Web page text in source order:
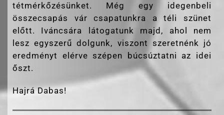
tétmérkőzésünket. Még egy idegenbeli
összecsapás vár csapatunkra a téli szünet
előtt. Iváncsára látogatunk majd, ahol nem
lesz egyszerű dolgunk, viszont szeretnénk jó
eredményt elérve szépen búcsúztatni az idei
őszt.
Hajrá Dabas!